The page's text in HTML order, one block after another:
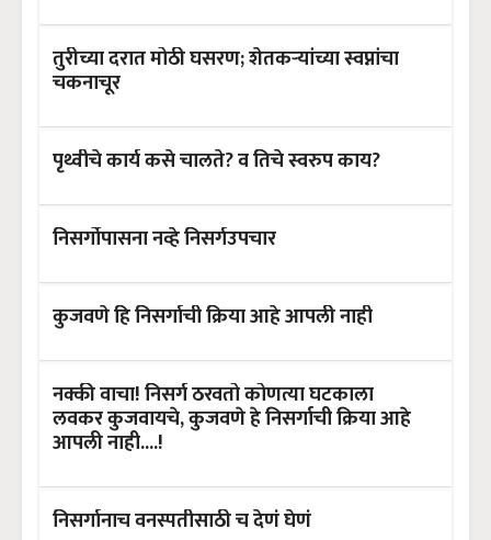
तुरीच्या दरात मोठी घसरण; शेतकऱ्यांच्या स्वप्नांचा
चकनाचूर
पृथ्वीचे कार्य कसे चालते? व तिचे स्वरुप काय?
निसर्गोपासना नव्हे निसर्गउपचार
कुजवणे हि निसर्गाची क्रिया आहे आपली नाही
नक्की वाचा! निसर्ग ठरवतो कोणत्या घटकाला
लवकर कुजवायचे, कुजवणे हे निसर्गाची क्रिया आहे
आपली नाही....!
निसर्गानाच वनस्पतीसाठी च देणं घेणं